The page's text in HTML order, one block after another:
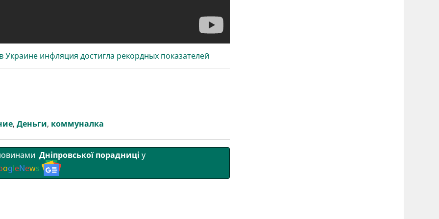
Украине инфляция достигла рекордных показателей
, Деньги, коммуналка
Дніпровської порадниці у
ogleNews